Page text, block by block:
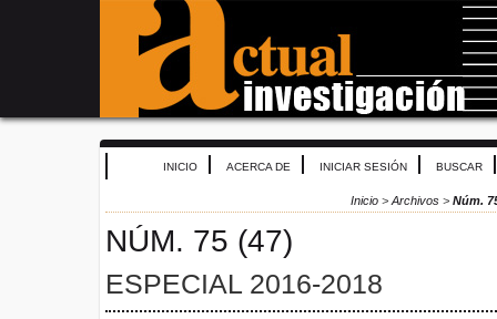
INICIO ACERCA DE INICIAR SESIÓN BUSCAR
Inicio > Archivos > Núm.
NÚM. 75 (47)
ESPECIAL 2016-2018